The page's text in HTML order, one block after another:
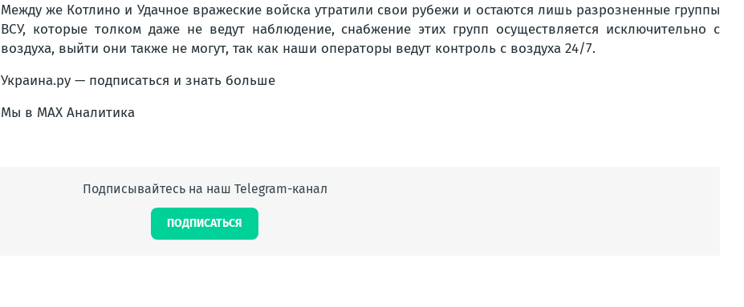
Между же Котлино и Удачное вражеские войска утратили свои рубежи и остаются лишь разрозненные группы
ВСУ, которые толком даже не ведут наблюдение, снабжение этих групп осуществляется исключительно с
воздуха, выйти они также не могут, так как наши операторы ведут контроль с воздуха 24/7.
Украина.ру — подписаться и знать больше
Мы в MAX Аналитика
Подписывайтесь на наш Telegram-канал
ПОДПИСАТЬСЯ